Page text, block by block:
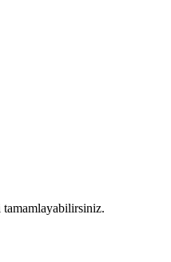
tamamlayabilirsiniz.